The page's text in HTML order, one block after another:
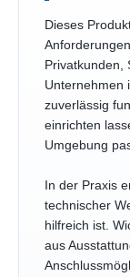
Dieses
Privatkunden,
Unternehmen
zuverlässig
einrichten
Umgebung
In der Praxis
technischer
hilfreich ist.
aus